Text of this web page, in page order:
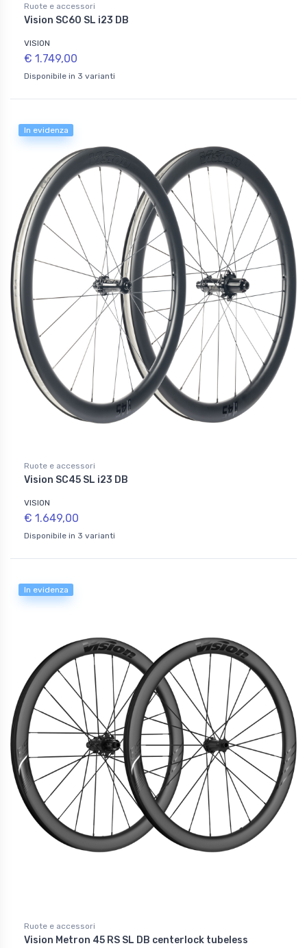
Ruote e accessori
Vision SC60 SL i23 DB
VISION
€ 1.749,00
Disponibile in 3 varianti
In evidenza
Ruote e accessori
Vision SC45 SL i23 DB
VISION
€ 1.649,00
Disponibile in 3 varianti
In evidenza
Ruote e accessori
Vision Metron 45 RS SL DB centerlock tubeless